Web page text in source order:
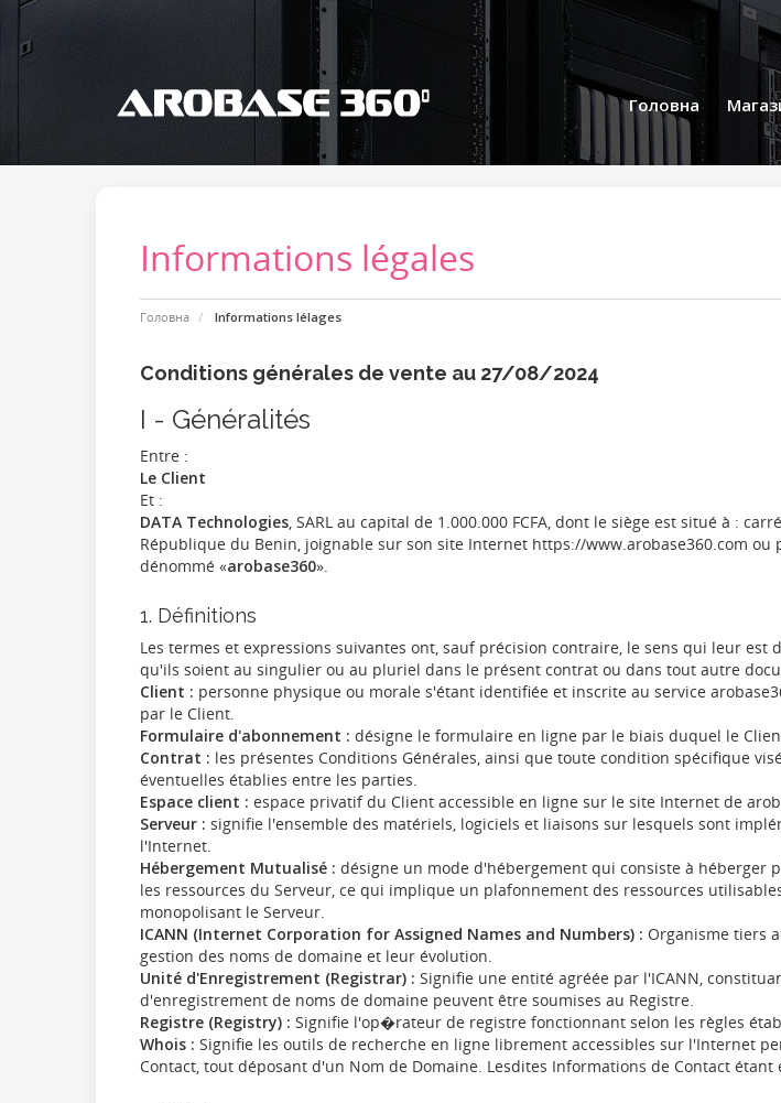
Головна
Informations légales
Головна Informations lélages
Conditions générales de vente au 27/08/2024
I - Généralités
Entre :
Le Client
Et :
DATA Technologies, SARL au capital de 1.000.000 FCFA, dont le siège est situé à :
République du Benin, joignable sur son site Internet https://www.arobase360.com
dénommé «arobase360».
1. Définitions
Les termes et expressions suivantes ont, sauf précision contraire, le sens qui leur
qu'ils soient au singulier ou au pluriel dans le présent contrat ou dans tout autre
Client : personne physique ou morale s'étant identifiée et inscrite au service
par le Client.
Formulaire d'abonnement : désigne le formulaire en ligne par le biais duquel le
Contrat : les présentes Conditions Générales, ainsi que toute condition spécifique
éventuelles établies entre les parties.
Espace client : espace privatif du Client accessible en ligne sur le site Internet de
Serveur : signifie l'ensemble des matériels, logiciels et liaisons sur lesquels sont
l'Internet.
Hébergement Mutualisé : désigne un mode d'hébergement qui consiste à héberger
les ressources du Serveur, ce qui implique un plafonnement des ressources
monopolisant le Serveur.
ICANN (Internet Corporation for Assigned Names and Numbers) : Organisme tiers
gestion des noms de domaine et leur évolution.
Unité d'Enregistrement (Registrar) : Signifie une entité agréée par l'ICANN,
d'enregistrement de noms de domaine peuvent être soumises au Registre.
Registre (Registry) : Signifie l'op�rateur de registre fonctionnant selon les règles
Whois : Signifie les outils de recherche en ligne librement accessibles sur l'Internet
Contact, tout déposant d'un Nom de Domaine. Lesdites Informations de Contact